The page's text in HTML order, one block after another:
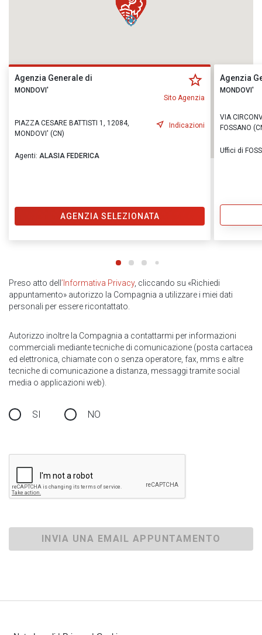
Agenzia Generale di
MONDOVI'
Sito Agenzia
PIAZZA CESARE BATTISTI 1, 12084,
MONDOVI' (CN)
Indicazioni
Agenti: ALASIA FEDERICA
AGENZIA SELEZIONATA
Agenzia
MONDOVI'
VIA
FOSSANO
Uffici di
Preso atto dell ’Informativa Privacy, cliccando su «Richiedi
appuntamento» autorizzo la Compagnia a utilizzare i miei dati
personali per essere ricontattato.
Autorizzo inoltre la Compagnia a contattarmi per informazioni
commerciali mediante tecniche di comunicazione (posta cartacea
ed elettronica, chiamate con o senza operatore, fax, mms e altre
tecniche di comunicazione a distanza, messaggi tramite social
media o applicazioni web).
SI NO
INVIA UNA EMAIL APPUNTAMENTO